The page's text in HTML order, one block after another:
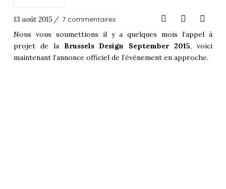
13 août 2015 / 7 commentaires
Nous vous soumettions il y a quelques mois l’appel à
projetde la Brussels Design September 2015, voici
maintenant l’annonce officiel de l’évènement en approche.